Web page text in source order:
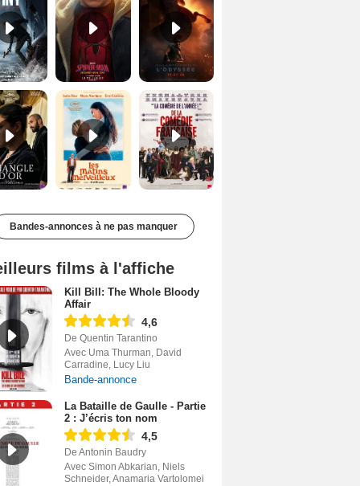
Le Triangle d'or Bande-annonce VF De la Comédie-Française Teaser VF
Bandes-annonces à ne pas manquer
films à l'affiche
Kill Bill: The Whole Bloody
Affair
4,6
De Quentin Tarantino
Avec Uma Thurman, David
Carradine, Lucy Liu
Bande-annonce
La Bataille de Gaulle - Partie
2 : J’écris ton nom
4,5
De Antonin Baudry
Avec Simon Abkarian, Niels
Schneider, Anamaria Vartolomei